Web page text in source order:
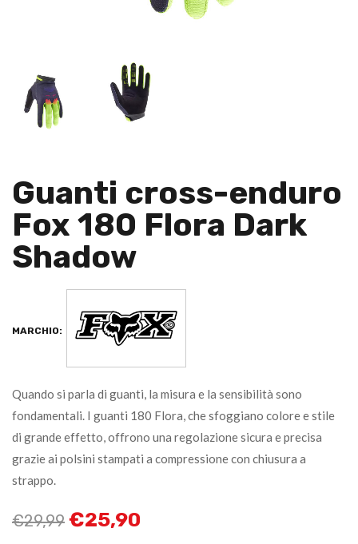
Guanti cross-enduro
Fox 180 Flora Dark
Shadow
MARCHIO:
Quando si parla di guanti, la misura e la sensibilità sono
fondamentali. I guanti 180 Flora, che sfoggiano colore e stile
di grande effetto, offrono una regolazione sicura e precisa
grazie ai polsini stampati a compressione con chiusura a
strappo.
€29,99 €25,90